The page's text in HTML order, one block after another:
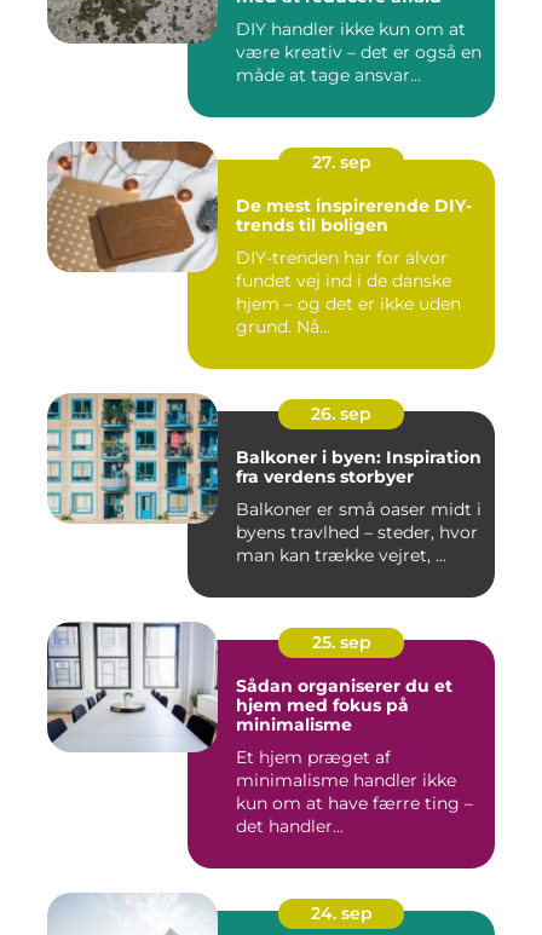
DIY handler ikke kun om at
være kreativ – det er også en
måde at tage ansvar...
27. sep
De mest inspirerende DIY-
trends til boligen
DIY-trenden har for alvor
fundet vej ind i de danske
hjem – og det er ikke uden
grund. Nå...
26. sep
Balkoner i byen: Inspiration
fra verdens storbyer
Balkoner er små oaser midt i
byens travlhed – steder, hvor
man kan trække vejret, ...
25. sep
Sådan organiserer du et
hjem med fokus på
minimalisme
Et hjem præget af
minimalisme handler ikke
kun om at have færre ting –
det handler...
24. sep